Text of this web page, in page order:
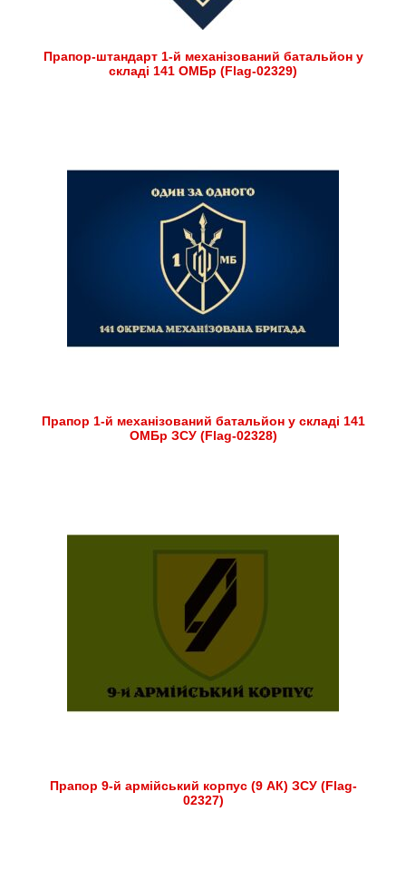
Прапор-штандарт 1-й механізований батальйон у
складі 141 ОМБр (Flag-02329)
Прапор 1-й механізований батальйон у складі 141
ОМБр ЗСУ (Flag-02328)
Прапор 9-й армійський корпус (9 АК) ЗСУ (Flag-
02327)